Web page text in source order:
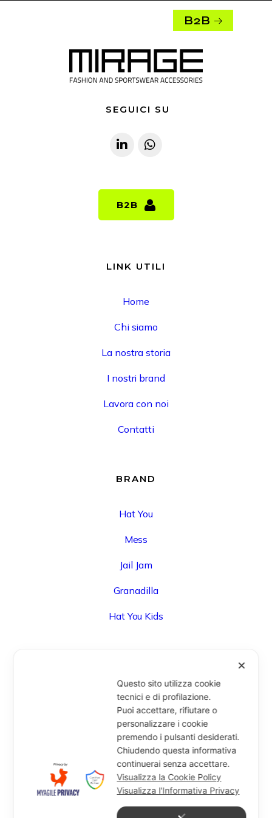
B2B
SEGUICI SU
B2B
B2B
LINK UTILI
Home
Chi siamo
La nostra storia
I nostri brand
Lavora con noi
Contatti
BRAND
Hat You
Mess
Jail Jam
Granadilla
Hat You Kids
Via Degli Speziali, 161 (Blocco 32 Centergross) -
40050 Funo di Argelato (BO) - Italy
info@miragesrl.com
+39 051 8651711
✕
Questo sito utilizza cookie
tecnici e di profilazione.
Puoi accettare, rifiutare o
personalizzare i cookie
premendo i pulsanti desiderati.
Chiudendo questa informativa
continuerai senza accettare.
Visualizza la Cookie Policy
Visualizza l'Informativa Privacy